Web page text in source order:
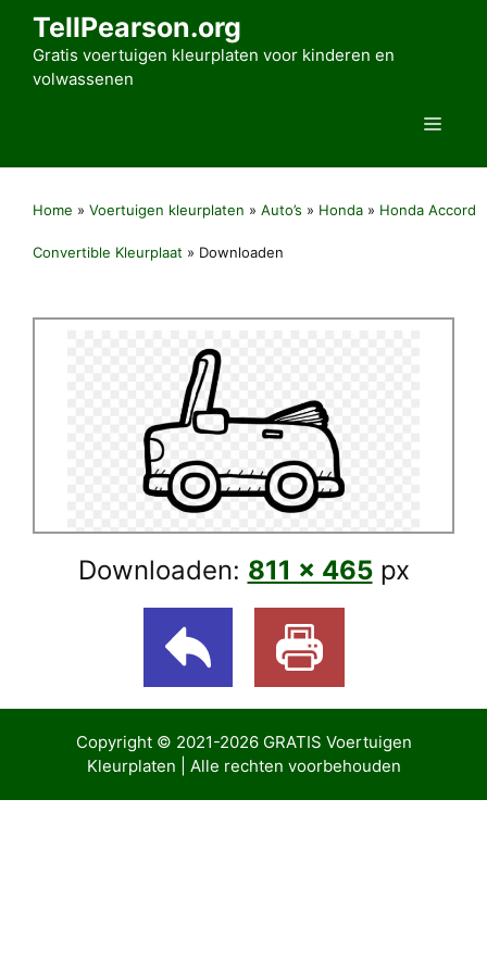
TellPearson.org
Gratis voertuigen kleurplaten voor kinderen en
volwassenen
Menu
Home » Voertuigen kleurplaten » Auto’s » Honda » Honda Accord
Convertible Kleurplaat » Downloaden
Downloaden: 811 × 465px
Copyright © 2021-2026 GRATIS Voertuigen
Kleurplaten | Alle rechten voorbehouden